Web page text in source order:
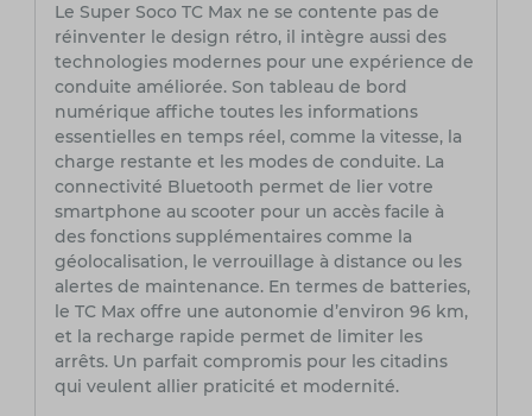
Le Super Soco TC Max ne se contente pas de
réinventer le design rétro, il intègre aussi des
technologies modernes pour une expérience de
conduite améliorée. Son tableau de bord
numérique affiche toutes les informations
essentielles en temps réel, comme la vitesse, la
charge restante et les modes de conduite. La
connectivité Bluetooth permet de lier votre
smartphone au scooter pour un accès facile à
des fonctions supplémentaires comme la
géolocalisation, le verrouillage à distance ou les
alertes de maintenance. En termes de batteries,
le TC Max offre une autonomie d’environ 96 km,
et la recharge rapide permet de limiter les
arrêts. Un parfait compromis pour les citadins
qui veulent allier praticité et modernité.